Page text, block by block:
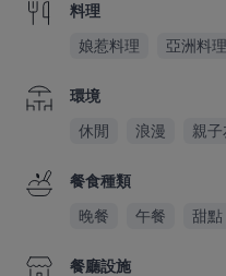
料理
娘惹料理
亞洲料理
環境
休閒
浪漫 親
餐食種類
晚餐
午餐 甜點
餐廳設施